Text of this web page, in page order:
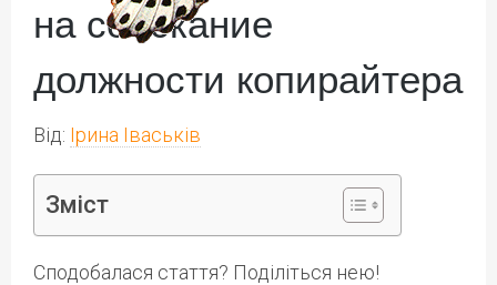
на соискание
должности копирайтера
Від: Ірина Іваськів
Зміст
Сподобалася стаття? Поділіться нею!